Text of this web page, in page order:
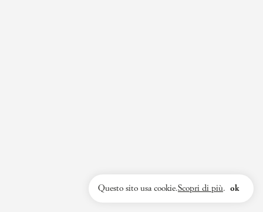
Questo sito usa cookie.Scopri di più. ok